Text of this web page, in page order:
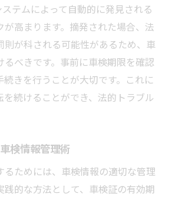
テムによって自動的に発見される
が高まります。摘発された場合、法
則が科される可能性があるため、車
るべきです。事前に車検期限を確認
続きを行うことが大切です。これに
を続けることができ、法的トラブル
検情報管理術
るためには、車検情報の適切な管理
践的な方法として、車検証の有効期